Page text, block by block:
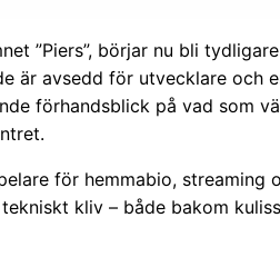
”Piers”, börjar nu bli
är avsedd för utvecklare och
förhandsblick på vad som
för hemmabio, streaming
kliv – både bakom